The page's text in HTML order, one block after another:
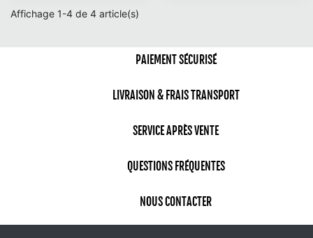
Affichage 1-4 de 4 article(s)
PAIEMENT SÉCURISÉ
LIVRAISON & FRAIS TRANSPORT
SERVICE APRÈS VENTE
QUESTIONS FRÉQUENTES
NOUS CONTACTER